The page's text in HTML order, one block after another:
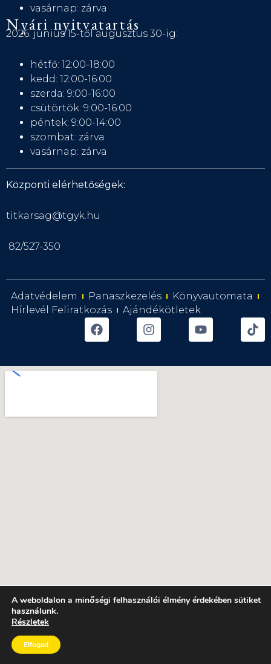
vasárnap: zárva
Nyári nyitvatartás
2026. június 15-től augusztus 30-ig:
hétfő: 12:00-18:00
kedd: 12:00-16:00
szerda: 9:00-16:00
csütörtök: 9:00-16:00
péntek: 9:00-14:00
szombat: zárva
vasárnap: zárva
Központi elérhetőségek:
titkarsag@tgyk.hu
82/527-350
Adatvédelem Panaszkezelés
Könyvautomata
Hírlevél Feliratkozás
Ajándékötletek
A weboldalon a minőségi felhasználói élmény érdekében sütiket
használunk.
Részletek
Elfogad